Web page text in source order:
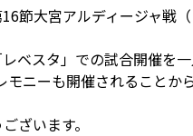
節大宮アルディージャ戦
ベスタ」での試合開催を
ニーも開催されること
ざいます。